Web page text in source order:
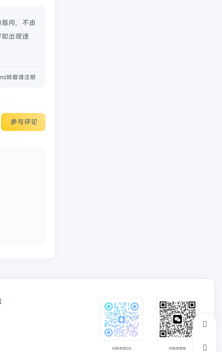
向，不由
出现违
转载请注明
参与评论
扫码添加QQ 扫码加微信